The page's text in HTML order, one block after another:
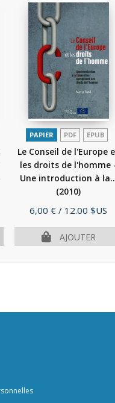
PAPIER PDF EPUB
Le Conseil de l'Europe
les droits de l'homme
Une introduction à
(2010)
Prix
6,00 € / 12.00 $US
AJOUTER